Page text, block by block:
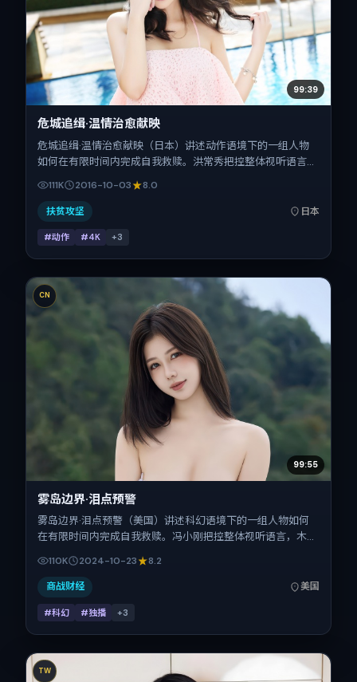
99:39
危城追缉·温情治愈献映
危城追缉·温情治愈献映（日本）讲述动作语境下的一组人物
如何在有限时间内完成自我救赎。洪常秀把控整体视听语言，
汤姆·哈迪、白宇、瑛太、舒淇的表演层次丰富。影片定于
2016-10-03 起陆续登陆院线与网络平台，国庆档前后公映，
片长125分钟。
111K 2016-10-03 8.0
扶贫攻坚 日本
#动作 #4K +3
CN
99:55
雾岛边界·泪点预警
雾岛边界·泪点预警（美国）讲述科幻语境下的一组人物如何
在有限时间内完成自我救赎。冯小刚把控整体视听语言，木村
于 2024-10-23 起陆续登陆院线与网络平台，国庆档前后公
映，片长104分钟。
110K 2024-10-23 8.2
商战财经 美国
#科幻 #独播 +3
TW